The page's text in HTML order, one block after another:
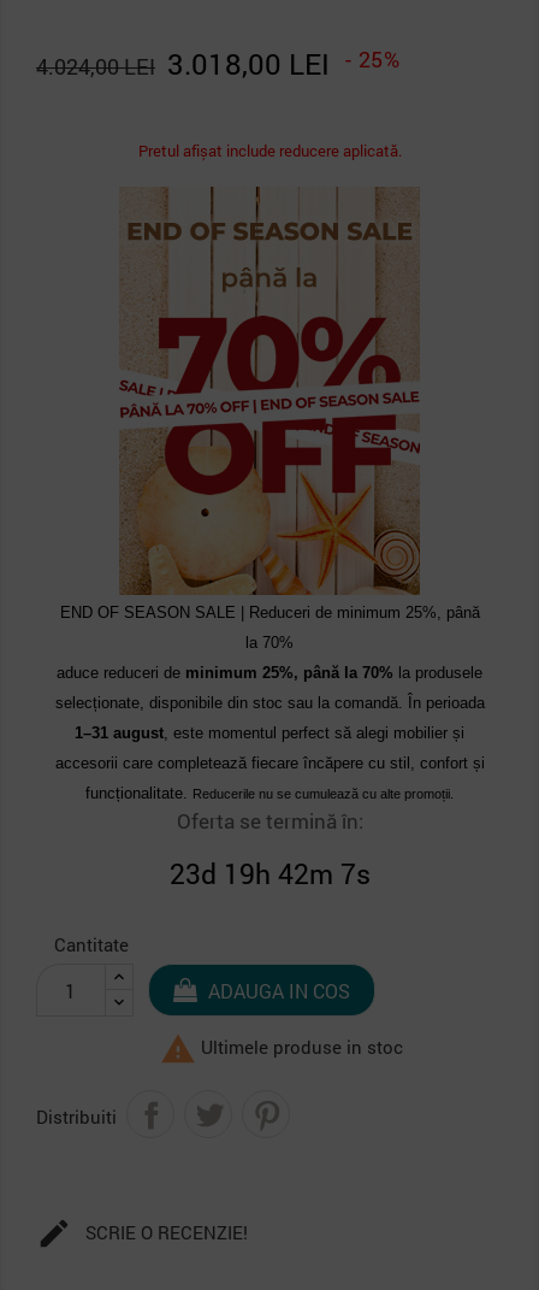
3.018,00 LEI - 25%
4.024,00 LEI
Pretul afișat include reducere aplicată.
END OF SEASON SALE | Reduceri de minimum 25%, până
la 70%
aduce reduceri de minimum 25%, până la 70% la produsele
selecționate, disponibile din stoc sau la comandă. În perioada
1–31 august, este momentul perfect să alegi mobilier și
accesorii care completează fiecare încăpere cu stil, confort și
funcționalitate. Reducerile nu se cumulează cu alte promoții.
Oferta se termină în:
23d 19h 42m 6s
Cantitate
ADAUGA IN COS
 Ultimele produse in stoc
Distribuiti
 SCRIE O RECENZIE!